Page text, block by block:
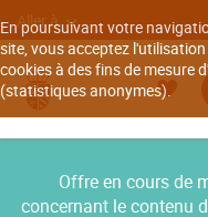
En poursuivant votre
site, vous acceptez
cookies à des fins de mesure
(statistiques anonymes).
Aller à
Offre en cours de
concernant le contenu